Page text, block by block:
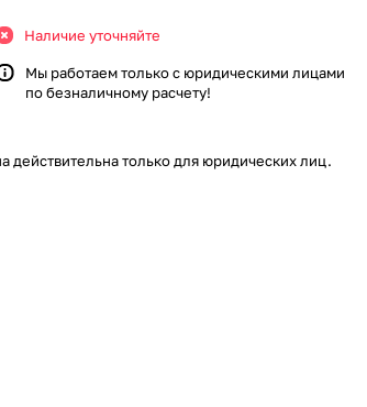
Наличие уточняйте
Мы работаем только с юридическими лицами
по безналичному расчету!
действительна только для юридических лиц.